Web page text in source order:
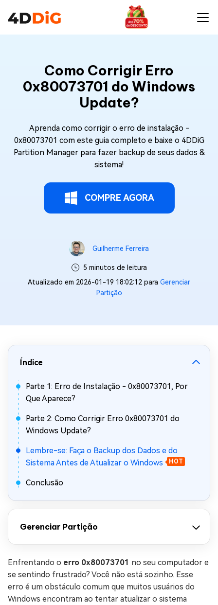
Como Corrigir Erro
0x80073701 do Windows
Update?
Aprenda como corrigir o erro de instalação -
0x80073701 com este guia completo e baixe o 4DDiG
Partition Manager para fazer backup de seus dados &
sistema!
COMPRE AGORA
Guilherme Ferreira
5 minutos de leitura
Atualizado em 2026-01-19 18:02:12 para Gerenciar
Partição
Índice
Parte 1: Erro de Instalação - 0x80073701, Por
Que Aparece?
Parte 2: Como Corrigir Erro 0x80073701 do
Windows Update?
Lembre-se: Faça o Backup dos Dados e do
Sistema Antes de Atualizar o Windows
HOT
Conclusão
Gerenciar Partição
Enfrentando o erro 0x80073701 no seu computador e
se sentindo frustrado? Você não está sozinho. Esse
erro é um obstáculo comum que muitos usuários do
Windows encontram ao tentar atualizar o sistema